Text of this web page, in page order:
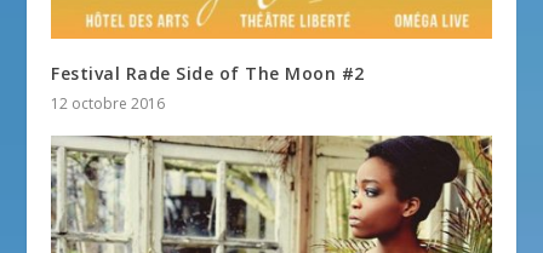
Festival Rade Side of The Moon #2
12 octobre 2016